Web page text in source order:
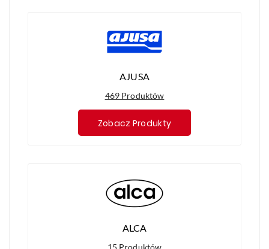
AJUSA
469 Produktów
Zobacz Produkty
ALCA
15 Produktów